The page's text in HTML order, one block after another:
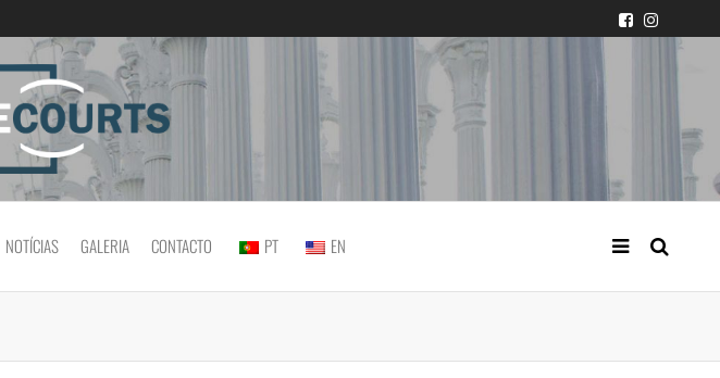
Igualdade e diferença cultural na prática judicial portuguesa
NOTÍCIAS GALERIA CONTACTO PT EN